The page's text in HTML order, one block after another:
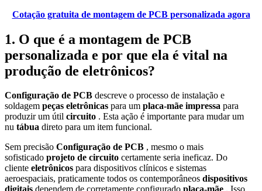
Cotação gratuita de montagem de PCB personalizada agora
1. O que é a montagem de PCB
personalizada e por que ela é vital na
produção de eletrônicos?
Configuração de PCB descreve o processo de instalação e
soldagem peças eletrônicas para um placa-mãe impressa para
produzir um útil circuito . Esta ação é importante para mudar um
nu tábua direto para um item funcional.
Sem precisão Configuração de PCB , mesmo o mais
sofisticado projeto de circuito certamente seria ineficaz. Do
cliente eletrônicos para dispositivos clínicos e sistemas
aeroespaciais, praticamente todos os contemporâneos dispositivos